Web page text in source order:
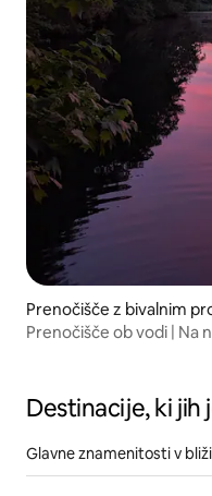
Prenočišče z bivalnim
d
Prenočišče ob vodi | Na
Destinacije, ki jih
Glavne znamenitosti v